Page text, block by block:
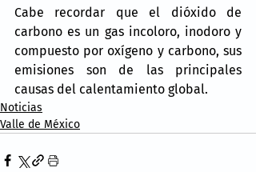
Cabe recordar que el dióxido de
carbono es un gas incoloro, inodoro y
compuesto por oxígeno y carbono, sus
emisiones son de las principales
causas del calentamiento global.
Noticias
Valle de México